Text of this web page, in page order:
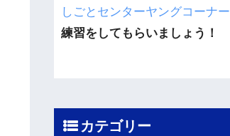
しごとセンターヤングコーナー
練習をしてもらいましょう！
カテゴリー